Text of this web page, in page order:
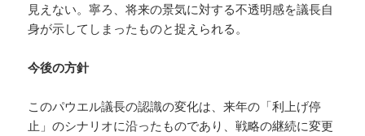
見えない。寧ろ、将来の景気に対する不透明感を議長自
身が示してしまったものと捉えられる。
今後の方針
このパウエル議長の認識の変化は、来年の「利上げ停
止」のシナリオに沿ったものであり、戦略の継続に変更